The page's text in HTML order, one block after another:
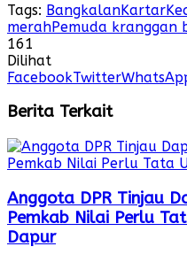
Tags: BangkalanKartar
merahPemuda kranggan
161
Dilihat
FacebookTwitter
Berita Terkait
Anggota DPR Tinjau
Pemkab Nilai Perlu
Dapur